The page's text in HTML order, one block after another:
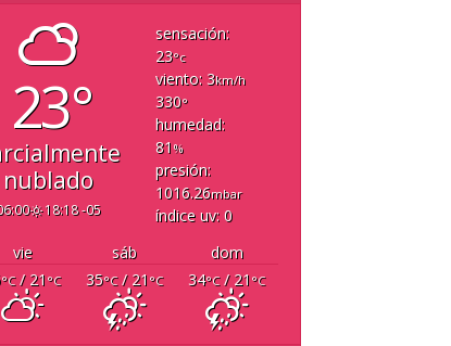
23°
nublado
18:18 -05
sensación:
23°c
viento: 3km/h
330°
humedad:
81 %
presión:
1016.26mbar
índice uv: 0
vie
sáb
dom
°C/ 21 °C 35°C/ 21 °C 34°C/ 21 °C